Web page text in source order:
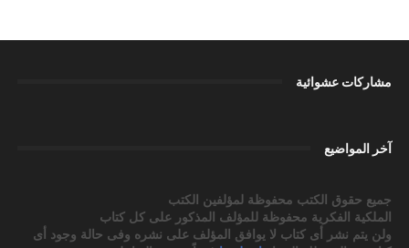
مشاركات عشوائية
آخر المواضيع
جميع حقوق الكتب محفوظة لمؤلفين الكتب
الملكية الفكرية محفوظة للمؤلف المذكور على كل كتاب
ولن يتم نشر أى كتاب لا يوافق المؤلف على نشره وفى حالة وجود أى